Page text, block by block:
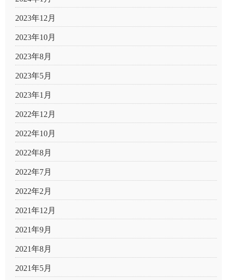
2023年12月
2023年10月
2023年8月
2023年5月
2023年1月
2022年12月
2022年10月
2022年8月
2022年7月
2022年2月
2021年12月
2021年9月
2021年8月
2021年5月